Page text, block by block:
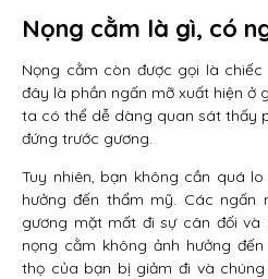
Nọng cằm là gì, có
Nọng cằm còn được gọi là
đây là phần ngấn mỡ xuất hiện ở
ta có thể dễ dàng quan sát thấy
đứng trước gương.
Tuy nhiên, bạn không cần quá
hưởng đến thẩm mỹ. Các ngấn
gương mặt mất đi sự cân đối và
nọng cằm không ảnh hưởng
thọ của bạn bị giảm đi và